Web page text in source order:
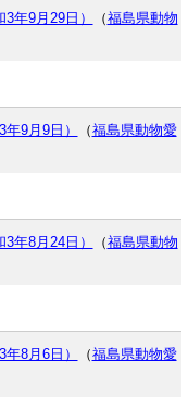
年9月29日） （福島県動物
9月9日） （福島県動物愛
年8月24日） （福島県動物
8月6日） （福島県動物愛